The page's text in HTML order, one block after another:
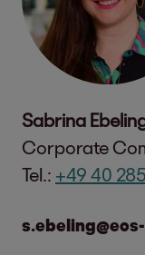
Sabrina
Corporate
Tel.: +49 40